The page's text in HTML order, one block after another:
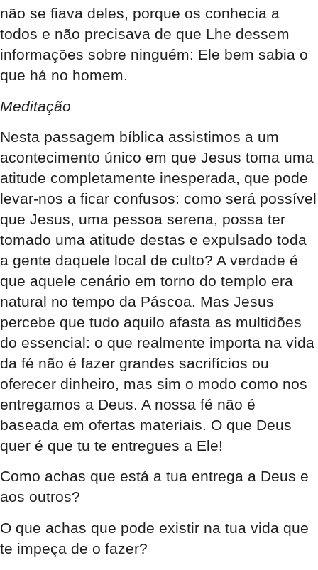
não se fiava deles, porque os conhecia a
todos e não precisava de que Lhe dessem
informações sobre ninguém: Ele bem sabia o
que há no homem.
Meditação
Nesta passagem bíblica assistimos a um
acontecimento único em que Jesus toma uma
atitude completamente inesperada, que pode
levar-nos a ficar confusos: como será possível
que Jesus, uma pessoa serena, possa ter
tomado uma atitude destas e expulsado toda
a gente daquele local de culto? A verdade é
que aquele cenário em torno do templo era
natural no tempo da Páscoa. Mas Jesus
percebe que tudo aquilo afasta as multidões
do essencial: o que realmente importa na vida
da fé não é fazer grandes sacrifícios ou
oferecer dinheiro, mas sim o modo como nos
entregamos a Deus. A nossa fé não é
baseada em ofertas materiais. O que Deus
quer é que tu te entregues a Ele!
Como achas que está a tua entrega a Deus e
aos outros?
O que achas que pode existir na tua vida que
te impeça de o fazer?